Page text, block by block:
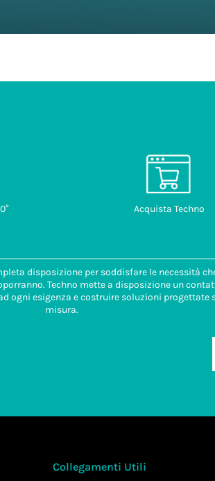
Acquista Techno
disposizione per soddisfare le necessità
Techno mette a disposizione un
ogni esigenza e costruire soluzioni progettate
misura.
Collegamenti Utili